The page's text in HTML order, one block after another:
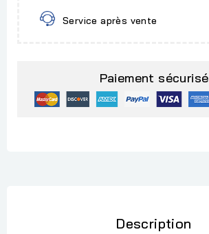
Service après vente
Paiement sécurisé
Description